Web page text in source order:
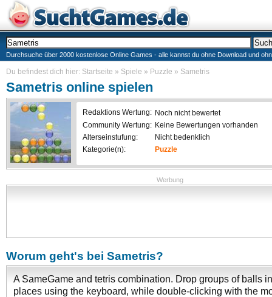
Durchsuche über 2000 kostenlose Online Games - alle kannst du ohne Download und
Du befindest dich hier: Startseite » Spiele » Puzzle » Sametris
Sametris online spielen
Redaktions Wertung: Noch nicht bewertet
Community Wertung: Keine Bewertungen vorhanden
Alterseinstufung:
Nicht bedenklich
Kategorie(n):
Puzzle
Werbung
Worum geht's bei Sametris?
A SameGame and tetris combination. Drop groups of balls
places using the keyboard, while double-clicking with the